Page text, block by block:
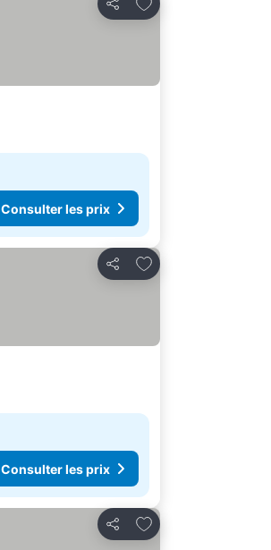
Partager
Consulter les prix
Partager
Ajouter à mes favoris
Consulter les prix
Partager
Ajouter à mes favoris